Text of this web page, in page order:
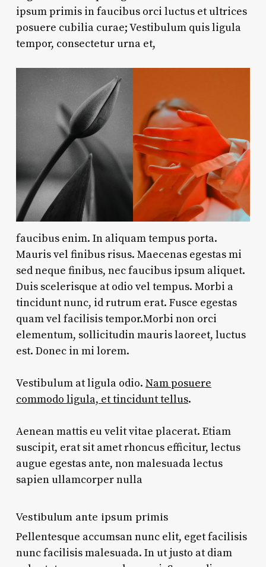
ipsum primis in faucibus orci luctus et ultrices
posuere cubilia curae; Vestibulum quis ligula
tempor, consectetur urna et,
faucibus enim. In aliquam tempus porta.
Mauris vel finibus risus. Maecenas egestas mi
sed neque finibus, nec faucibus ipsum aliquet.
Duis scelerisque at odio vel tempus. Morbi a
tincidunt nunc, id rutrum erat. Fusce egestas
quam vel facilisis tempor.Morbi non orci
elementum, sollicitudin mauris laoreet, luctus
est. Donec in mi lorem.
Vestibulum at ligula odio. Nam posuere
commodo ligula, et tincidunt tellus.
Aenean mattis eu velit vitae placerat. Etiam
suscipit, erat sit amet rhoncus efficitur, lectus
augue egestas ante, non malesuada lectus
sapien ullamcorper nulla
Vestibulum ante ipsum primis
Pellentesque accumsan nunc elit, eget facilisis
nunc facilisis malesuada. In ut justo at diam